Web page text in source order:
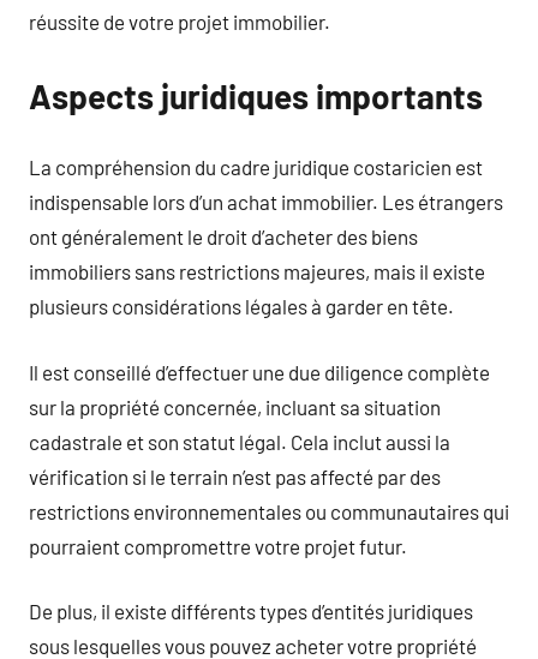
réussite de votre projet immobilier.
Aspects juridiques importants
La compréhension du cadre juridique costaricien est
indispensable lors d’un achat immobilier. Les étrangers
ont généralement le droit d’acheter des biens
immobiliers sans restrictions majeures, mais il existe
plusieurs considérations légales à garder en tête.
Il est conseillé d’effectuer une due diligence complète
sur la propriété concernée, incluant sa situation
cadastrale et son statut légal. Cela inclut aussi la
vérification si le terrain n’est pas affecté par des
restrictions environnementales ou communautaires qui
pourraient compromettre votre projet futur.
De plus, il existe différents types d’entités juridiques
sous lesquelles vous pouvez acheter votre propriété